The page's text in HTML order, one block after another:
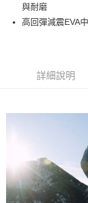
元大商業銀行
玉山商業銀行
運送方式
付款後全家取貨
7-11取貨付款
每筆NT$60，滿
每筆NT$60，滿
宅配
與耐磨
高回彈減震EVA
詳細說明